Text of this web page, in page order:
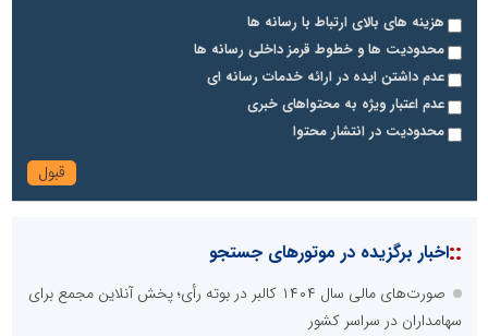
هزینه های بالای ارتباط با رسانه ها
محدودیت ها و خطوط قرمز داخلی رسانه ها
عدم داشتن ایده در ارائه خدمات رسانه ای
عدم اعتبار ویژه به محتواهای خبری
محدودیت در انتشار محتوا
::اخبار برگزیده در موتورهای جستجو
صورت‌های مالی سال ۱۴۰۴ کالبر در بوته رأی؛ پخش آنلاین مجمع برای
سهامداران در سراسر کشور